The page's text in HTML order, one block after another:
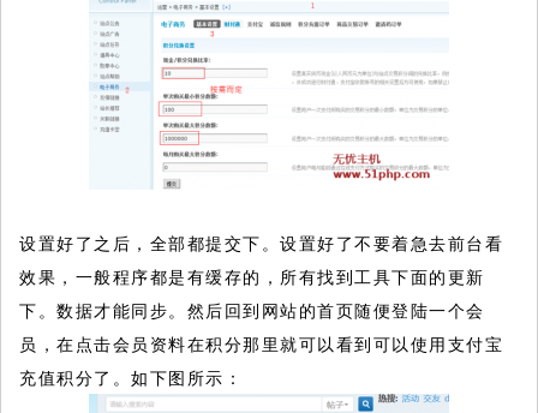
设置好了之后，全部都提交下。设置好了不要着急去前台看
效果，一般程序都是有缓存的，所有找到工具下面的更新
下。数据才能同步。然后回到网站的首页随便登陆一个会
员，在点击会员资料在积分那里就可以看到可以使用支付宝
充值积分了。如下图所示：